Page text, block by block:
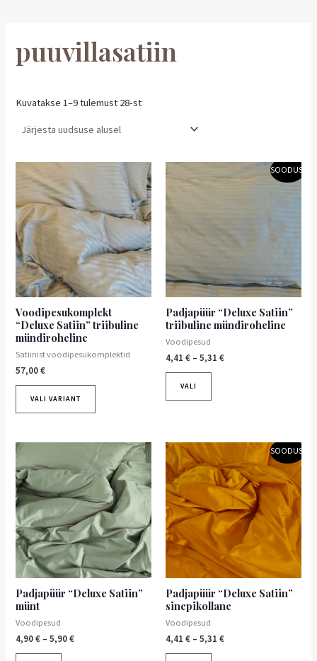
puuvillasatiin
Kuvatakse 1–9 tulemust 28-st
Voodipesukomplekt
“Deluxe Satiin” triibuline
mündiroheline
Satiinist voodipesukomplektid
57,00€
VALI VARIANT
SOODUS!
Padjapüür “Deluxe Satiin”
triibuline mündiroheline
Voodipesud
4,41 € – 5,31 €
Hinnavahemik:
4,41 €
VALI
Sellel
tootel
teha
tootelehel.
Padjapüür “Deluxe Satiin”
münt
Voodipesud
4,90€ – 5,90€
Hinnavahemik:
4,90 €
kuni
5,90 €
tootel
on
mitu
varianti.
Valikuid
saab
teha
tootelehel.
SOODUS!
Padjapüür “Deluxe Satiin”
sinepikollane
Voodipesud
4,41 € – 5,31 €
Hinnavahemik:
4,41 €
kuni
5,31 €
Sellel
tootel
on
mitu
varianti.
Valikuid
saab
teha
tootelehel.